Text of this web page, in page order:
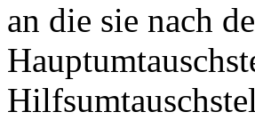
an die sie nach